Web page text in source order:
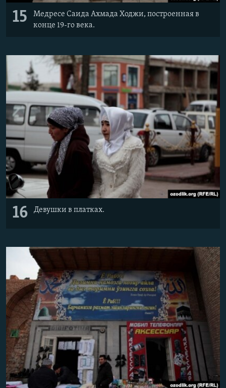
15
Медресе Саида Ахмада Ходжи, построенная в
конце 19-го века.
16 Девушки в платках.